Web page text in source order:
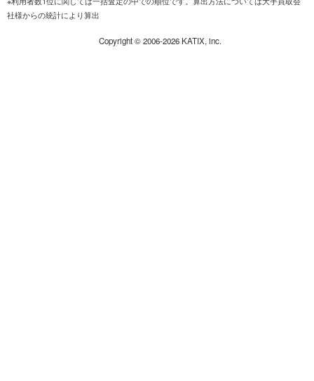
社様からの統計により算出
Copyright ©2006-2026KATIX, inc.